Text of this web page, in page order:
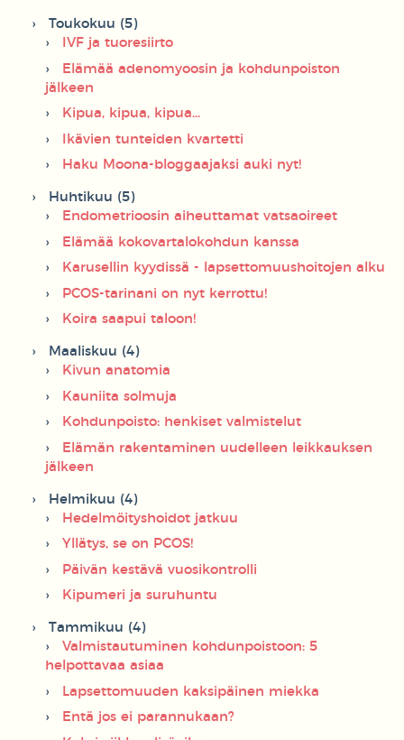
Toukokuu (5)
IVF ja tuoresiirto
Elämää adenomyoosin ja kohdunpoiston
jälkeen
Kipua, kipua, kipua...
Ikävien tunteiden kvartetti
Haku Moona-bloggaajaksi auki nyt!
Huhtikuu (5)
Endometrioosin aiheuttamat vatsaoireet
Elämää kokovartalokohdun kanssa
Karusellin kyydissä - lapsettomuushoitojen alku
PCOS-tarinani on nyt kerrottu!
Koira saapui taloon!
Maaliskuu (4)
Kivun anatomia
Kauniita solmuja
Kohdunpoisto: henkiset valmistelut
Elämän rakentaminen uudelleen leikkauksen
jälkeen
Helmikuu (4)
Hedelmöityshoidot jatkuu
Yllätys, se on PCOS!
Päivän kestävä vuosikontrolli
Kipumeri ja suruhuntu
Tammikuu (4)
Valmistautuminen kohdunpoistoon: 5
helpottavaa asiaa
Lapsettomuuden kaksipäinen miekka
Entä jos ei parannukaan?